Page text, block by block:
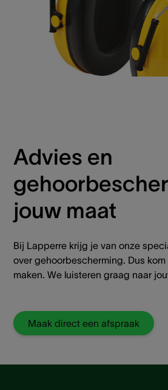
Advies en
jouw maat
Bij Lapperre krijg je van onze
over gehoorbescherming. Dus
maken. We luisteren graag naar
Maak direct een afspraak